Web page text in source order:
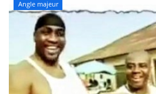
Angle majeur